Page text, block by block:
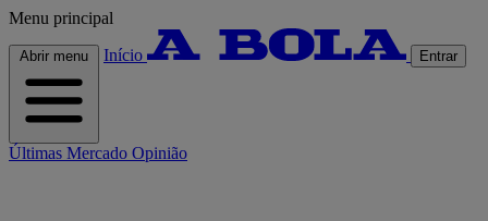
Menu principal
Abrir menu Início Entrar
Últimas Mercado Opinião